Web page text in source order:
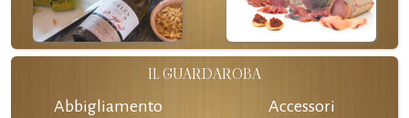
IL GUARDAROBA
Abbigliamento Accessori